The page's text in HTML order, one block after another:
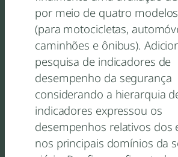
por meio de quatro
(para motocicletas,
caminhões e ônibus).
pesquisa de indicadores de
desempenho da segurança
considerando a hierarquia
indicadores expressou os
desempenhos relativos dos
nos principais domínios da